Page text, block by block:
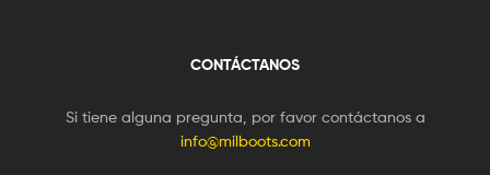
CONTÁCTANOS
Si tiene alguna pregunta, por favor contáctanos a
info@milboots.com